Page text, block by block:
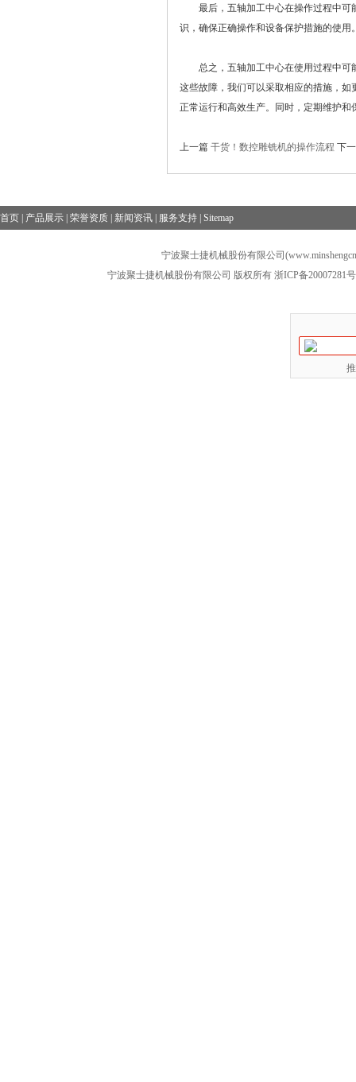
最后，五轴加工中心在操作过程中可
识，确保正确操作和设备保护措施的使用
总之，五轴加工中心在使用过程中可
这些故障，我们可以采取相应的措施，
正常运行和高效生产。同时，定期维护
上一篇 干货！数控雕铣机的操作流程 下
首页 产品展示 荣誉资质 新闻资讯 服务支持 Sitemap
宁波聚士捷机械股份有限公司
宁波聚士捷机械股份有限公司 版权所有 浙ICP备20007281